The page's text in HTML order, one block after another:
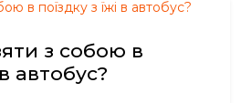
з собою в
автобус?